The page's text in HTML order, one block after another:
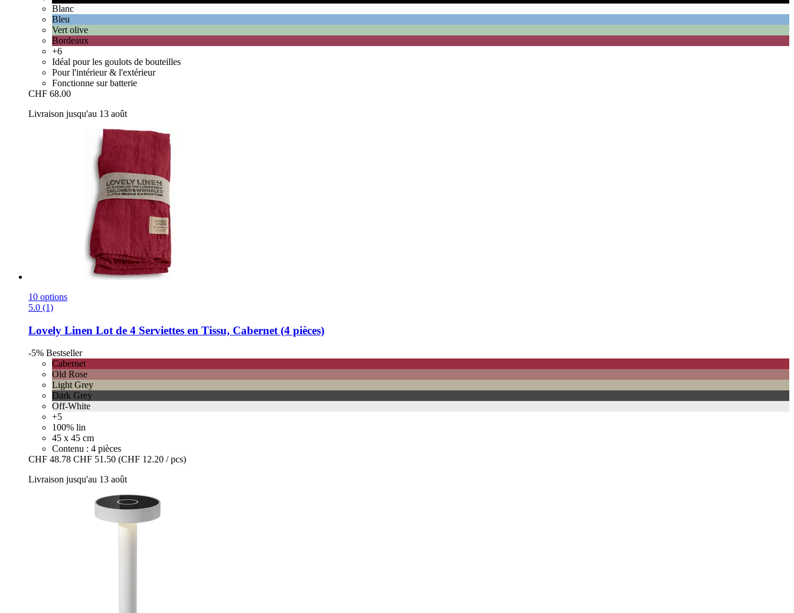
Blanc
Bleu
Vert olive
Bordeaux
+6
Idéal pour les goulots de bouteilles
Pour l'intérieur & l'extérieur
Fonctionne sur batterie
CHF 68.00
Livraison jusqu'au 13 août
10 options
5.0 (1)
Lovely Linen Lot de 4 Serviettes en Tissu, Cabernet (4 pièces)
-5% Bestseller
Cabernet
Old Rose
Light Grey
Dark Grey
Off-White
+5
100% lin
45 x 45 cm
Contenu : 4 pièces
CHF 48.78 CHF 51.50 (CHF 12.20 / pcs)
Livraison jusqu'au 13 août